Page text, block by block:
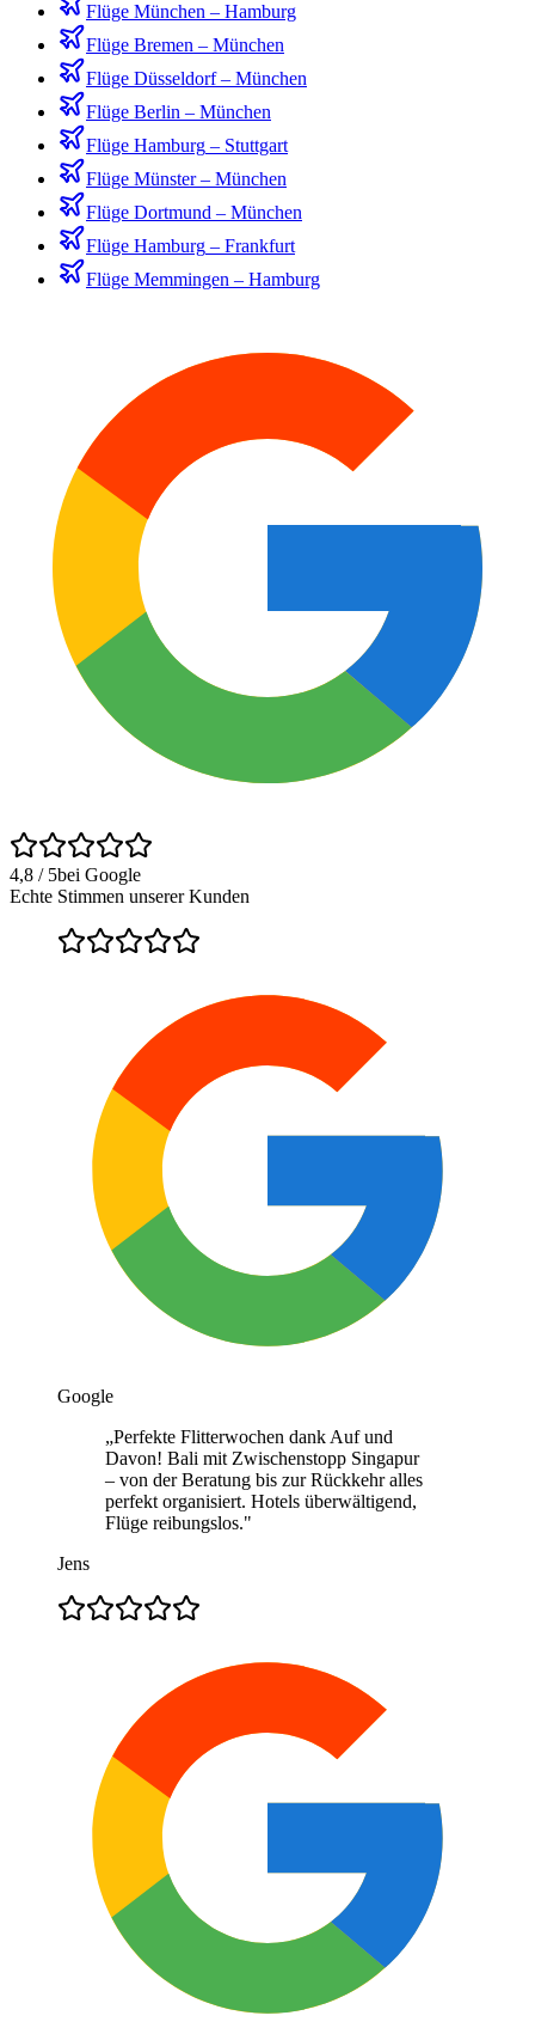
Flüge München – Hamburg
Flüge Bremen – München
Flüge Düsseldorf– München
Flüge Berlin – München
Flüge Hamburg – Stuttgart
Flüge Münster– München
Flüge Dortmund – München
Flüge Hamburg – Frankfurt
Flüge Memmingen – Hamburg
4,8 / 5bei Google
Echte Stimmen unserer Kunden
Google
„Perfekte Flitterwochen dank Auf und
Davon! Bali mit Zwischenstopp Singapur
– von der Beratung bis zur Rückkehr alles
perfekt organisiert. Hotels überwältigend,
Flüge reibungslos."
Jens